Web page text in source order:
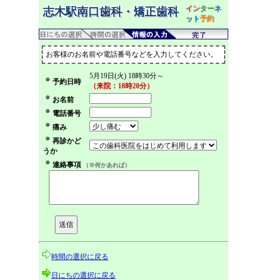
志木駅南口歯科・矯正歯科 インターネ
ット予約
お客様のお名前や電話番号などを入力してください。
予約日時
5月19日(火) 18時30分～
（来院：18時20分）
お名前
電話番号
痛み
再診かど
うか
連絡事項
（※何かあれば）
時間の選択に戻る
日にちの選択に戻る